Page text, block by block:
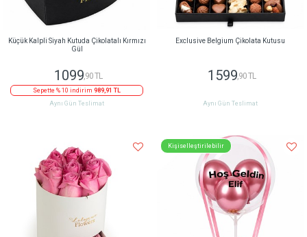
Küçük Kalpli Siyah Kutuda Çikolatalı Kırmızı
Gül
1099,90 TL
Sepette % 10 indirim 989,91 TL
Aynı Gün Teslimat
Exclusive Belgium Çikolata Kutusu
1599,90 TL
Aynı Gün Teslimat
Kişiselleştirilebilir